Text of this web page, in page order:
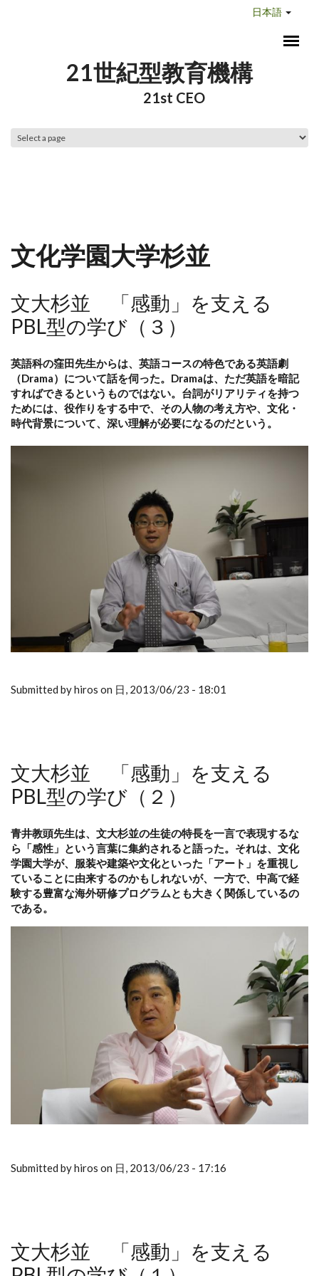
日本語
21世紀型教育機構
21st CEO
文化学園大学杉並
文大杉並 「感動」を支える
PBL型の学び（３）
英語科の窪田先生からは、英語コースの特色である英語劇
（Drama）について話を伺った。Dramaは、ただ英語を暗記
すればできるというものではない。台詞がリアリティを持つ
ためには、役作りをする中で、その人物の考え方や、文化・
時代背景について、深い理解が必要になるのだという。
Submitted by hiros on 日, 2013/06/23 - 18:01
文大杉並 「感動」を支える
PBL型の学び（２）
青井教頭先生は、文大杉並の生徒の特長を一言で表現するな
ら「感性」という言葉に集約されると語った。それは、文化
学園大学が、服装や建築や文化といった「アート」を重視し
ていることに由来するのかもしれないが、一方で、中高で経
験する豊富な海外研修プログラムとも大きく関係しているの
である。
Submitted by hiros on 日, 2013/06/23 - 17:16
文大杉並 「感動」を支える